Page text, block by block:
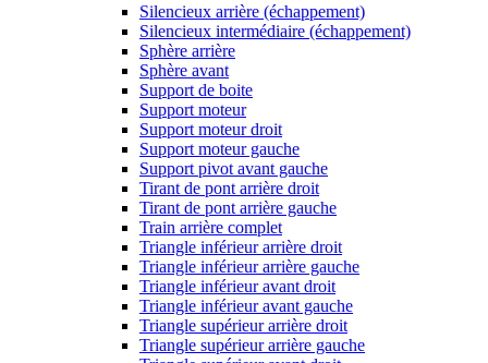
Silencieux arrière (échappement)
Silencieux intermédiaire (échappement)
Sphère arrière
Sphère avant
Support de boite
Support moteur
Support moteur droit
Support moteur gauche
Support pivot avant gauche
Tirant de pont arrière droit
Tirant de pont arrière gauche
Train arrière complet
Triangle inférieur arrière droit
Triangle inférieur arrière gauche
Triangle inférieur avant droit
Triangle inférieur avant gauche
Triangle supérieur arrière droit
Triangle supérieur arrière gauche